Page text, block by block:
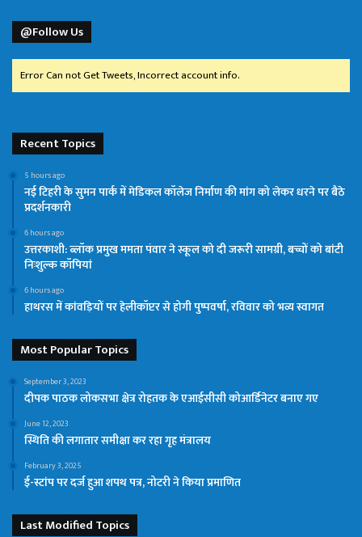
@Follow Us
Error Can not Get Tweets, Incorrect account info.
Recent Topics
5 hours ago
नई टिहरी के सुमन पार्क में मेडिकल कॉलेज निर्माण की मांग को लेकर धरने पर बैठे
प्रदर्शनकारी
6 hours ago
उत्तरकाशी: ब्लॉक प्रमुख ममता पंवार ने स्कूल को दी जरूरी सामग्री, बच्चों को बांटी
निःशुल्क कॉपियां
6 hours ago
हाथरस में कांवड़ियों पर हेलीकॉप्टर से होगी पुष्पवर्षा, रविवार को भव्य स्वागत
Most Popular Topics
September 3, 2023
दीपक पाठक लोकसभा क्षेत्र रोहतक के एआईसीसी कोआर्डिनेटर बनाए गए
June 12, 2023
स्थिति की लगातार समीक्षा कर रहा गृह मंत्रालय
February 3, 2025
ई-स्टांप पर दर्ज हुआ शपथ पत्र, नोटरी ने किया प्रमाणित
Last Modified Topics